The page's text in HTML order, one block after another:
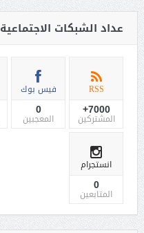
عداد الشبكات الاجتماعية
RSS
7000+
المشتركين
فيس بوك
0
المعجبين
انستجرام
0
المتابعين